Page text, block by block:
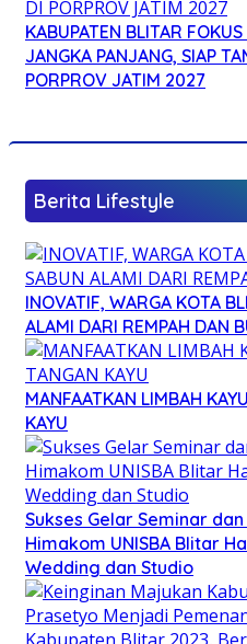
KABUPATEN BLITAR
JANGKA PANJANG, SIAP
PORPROV JATIM 2027
Berita Lifestyle
INOVATIF, WARGA KOTA
ALAMI DARI REMPAH DAN
MANFAATKAN LIMBAH
KAYU
Sukses Gelar Seminar
Himakom UNISBA Blitar
Wedding dan Studio